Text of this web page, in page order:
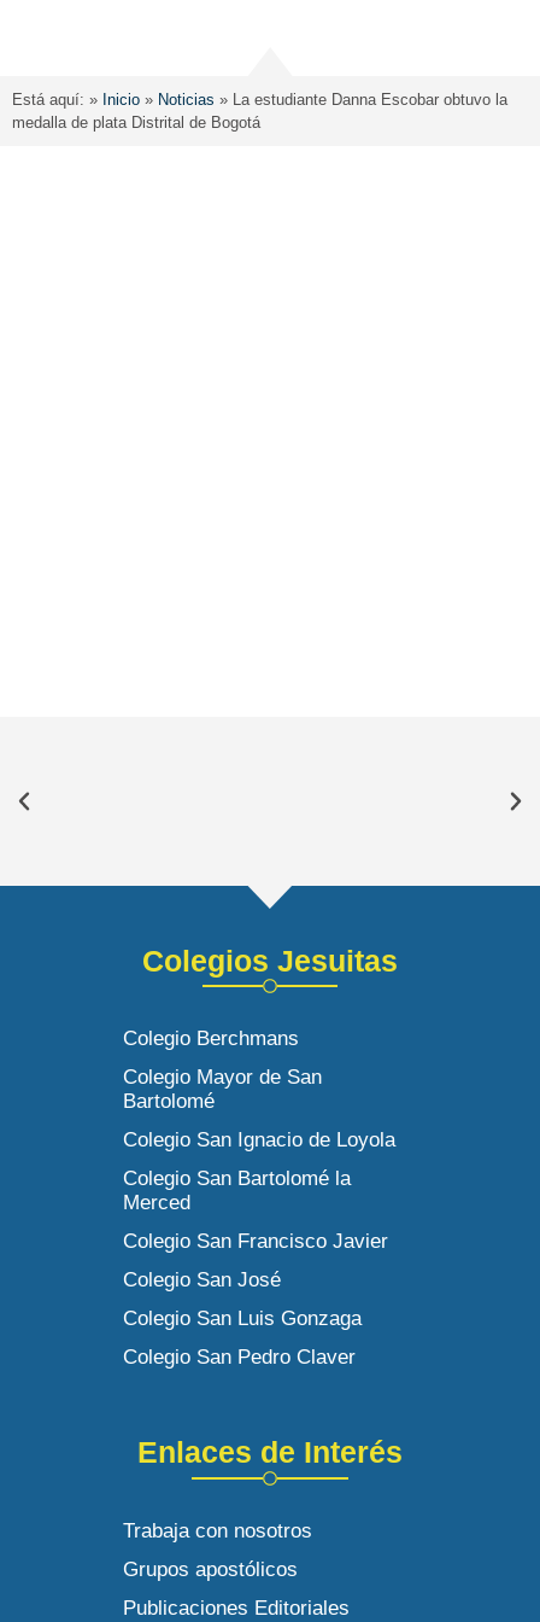
Está aquí: » Inicio » Noticias » La estudiante Danna Escobar obtuvo la
medalla de plata Distrital de Bogotá
Colegios Jesuitas
Colegio Berchmans
Colegio Mayor de San
Bartolomé
Colegio San Ignacio de Loyola
Colegio San Bartolomé la
Merced
Colegio San Francisco Javier
Colegio San José
Colegio San Luis Gonzaga
Colegio San Pedro Claver
Enlaces de Interés
Trabaja con nosotros
Grupos apostólicos
Publicaciones Editoriales